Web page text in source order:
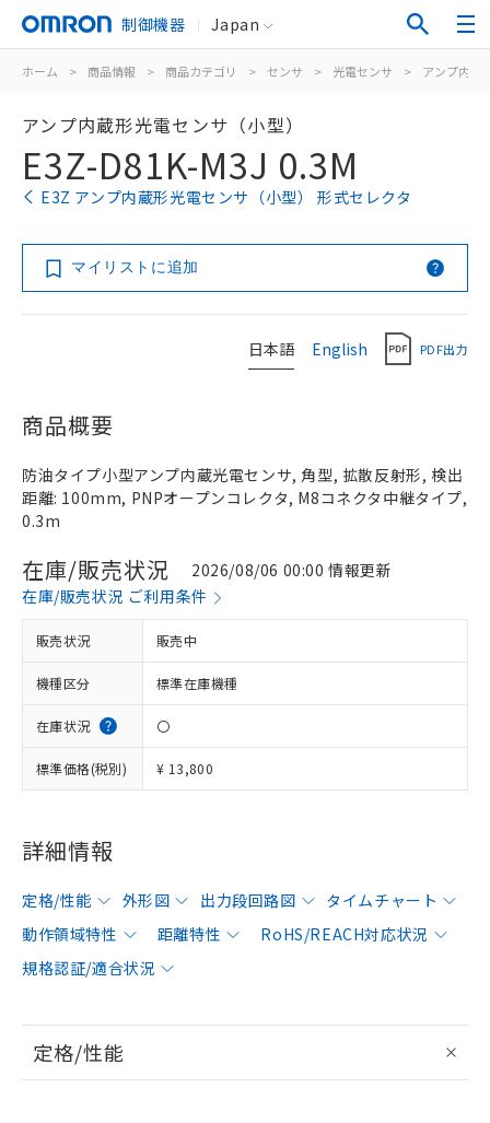
制御機器 Japan
ホーム > 商品情報 > 商品カテゴリ > センサ > 光電センサ > アンプ内蔵
アンプ内蔵形光電センサ（小型）
E3Z-D81K-M3J 0.3M
E3Z アンプ内蔵形光電センサ（小型） 形式セレクタ
マイリストに追加
日本語 English PDF出力
商品概要
防油タイプ小型アンプ内蔵光電センサ, 角型, 拡散反射形, 検出
距離: 100mm, PNPオープンコレクタ, M8コネクタ中継タイプ,
0.3m
在庫/販売状況
2026/08/06 00:00 情報更新
在庫/販売状況 ご利用条件
販売状況 販売中
機種区分 標準在庫機種
在庫状況 〇
標準価格(税別) ¥ 13,800
詳細情報
定格/性能 外形図 出力段回路図
タイムチャート
動作領域特性
距離特性
RoHS/REACH対応状況
規格認証/適合状況
定格/性能